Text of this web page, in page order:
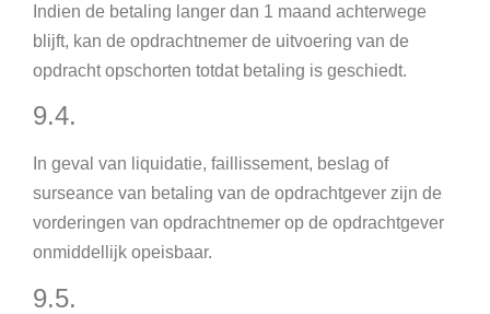
Indien de betaling langer dan 1 maand achterwege
blijft, kan de opdrachtnemer de uitvoering van de
opdracht opschorten totdat betaling is geschiedt.
9.4.
In geval van liquidatie, faillissement, beslag of
surseance van betaling van de opdrachtgever zijn de
vorderingen van opdrachtnemer op de opdrachtgever
onmiddellijk opeisbaar.
9.5.